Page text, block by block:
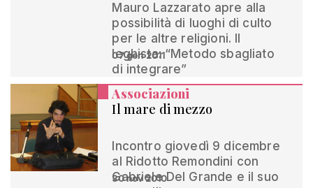
Mauro Lazzarato apre alla
possibilità di luoghi di culto
per le altre religioni. Il
leghista: “Metodo sbagliato
di integrare”
07 gen 2011
Associazioni
Il mare di mezzo
Incontro giovedì 9 dicembre
al Ridotto Remondini con
Gabriele Del Grande e il suo
30 nov 2010